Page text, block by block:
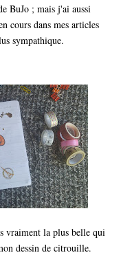
BuJo ; mais j'ai aussi
cours dans mes articles
sympathique.
vraiment la plus belle qui
dessin de citrouille.